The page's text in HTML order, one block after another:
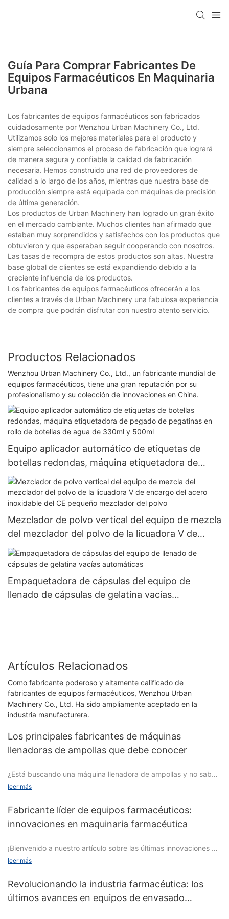
Guía Para Comprar Fabricantes De
Equipos Farmacéuticos En Maquinaria
Urbana
Los fabricantes de equipos farmacéuticos son fabricados
cuidadosamente por Wenzhou Urban Machinery Co., Ltd.
Utilizamos solo los mejores materiales para el producto y
siempre seleccionamos el proceso de fabricación que logrará
de manera segura y confiable la calidad de fabricación
necesaria. Hemos construido una red de proveedores de
calidad a lo largo de los años, mientras que nuestra base de
producción siempre está equipada con máquinas de precisión
de última generación.
Los productos de Urban Machinery han logrado un gran éxito
en el mercado cambiante. Muchos clientes han afirmado que
estaban muy sorprendidos y satisfechos con los productos que
obtuvieron y que esperaban seguir cooperando con nosotros.
Las tasas de recompra de estos productos son altas. Nuestra
base global de clientes se está expandiendo debido a la
creciente influencia de los productos.
Los fabricantes de equipos farmacéuticos ofrecerán a los
clientes a través de Urban Machinery una fabulosa experiencia
de compra que podrán disfrutar con nuestro atento servicio.
Productos Relacionados
Wenzhou Urban Machinery Co., Ltd., un fabricante mundial de
equipos farmacéuticos, tiene una gran reputación por su
profesionalismo y su colección de innovaciones en China.
Equipo aplicador automático de etiquetas de
botellas redondas, máquina etiquetadora de
pegado de pegatinas en rollo de botellas de agua
de 330ml y 500ml
Mezclador de polvo vertical del equipo de mezcla
del mezclador del polvo de la licuadora V de
encargo del acero inoxidable del CE pequeño
mezclador del polvo
Empaquetadora de cápsulas del equipo de
llenado de cápsulas de gelatina vacías
Artículos Relacionados
Como fabricante poderoso y altamente calificado de
fabricantes de equipos farmacéuticos, Wenzhou Urban
Machinery Co., Ltd. Ha sido ampliamente aceptado en la
industria manufacturera.
Los principales fabricantes de máquinas
llenadoras de ampollas que debe conocer
¿Está buscando una máquina llenadora de ampollas y no sabe
por dónde empezar? ¡No busques más! Hemos compilado una
ampollas que están causando sensación en la industria. Ya sea
que sea un profesional experimentado o esté comenzando,
estas empresas ofrecen tecnología innovadora y calidad de
desea mantenerse a la vanguardia y mantenerse al día con las
últimas tendencias en llenado de ampollas, siga leyendo para
leer más
Fabricante líder de equipos farmacéuticos:
innovaciones en maquinaria farmacéutica
¡Bienvenido a nuestro artículo sobre las últimas innovaciones en
maquinaria farmacéutica del fabricante líder de equipos
avances de vanguardia que están revolucionando la industria
procesos de fabricación innovadores, profundizaremos en las
leer más
Revolucionando la industria farmacéutica: los
últimos avances en equipos de envasado